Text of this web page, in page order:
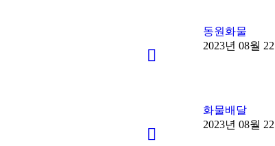
동원화물
2023년 08월
화물배달
2023년 08월